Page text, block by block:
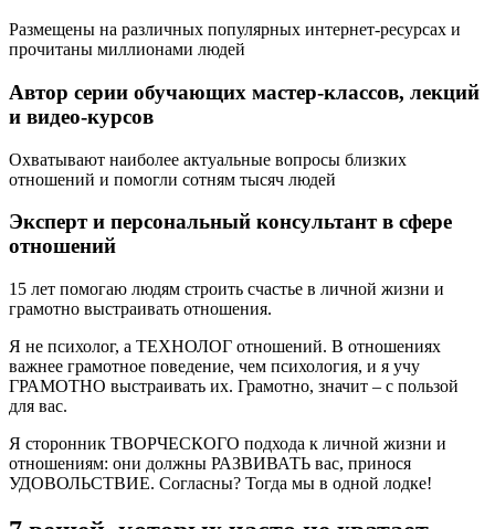
Размещены на различных популярных интернет-ресурсах и
прочитаны миллионами людей
Автор серии обучающих мастер-классов, лекций
и видео-курсов
Охватывают наиболее актуальные вопросы близких
отношений и помогли сотням тысяч людей
Эксперт и персональный консультант в сфере
отношений
15 лет помогаю людям строить счастье в личной жизни и
грамотно выстраивать отношения.
Я не психолог, а ТЕХНОЛОГ отношений. В отношениях
важнее грамотное поведение, чем психология, и я учу
ГРАМОТНО выстраивать их. Грамотно, значит – с пользой
для вас.
Я сторонник ТВОРЧЕСКОГО подхода к личной жизни и
отношениям: они должны РАЗВИВАТЬ вас, принося
УДОВОЛЬСТВИЕ. Согласны? Тогда мы в одной лодке!